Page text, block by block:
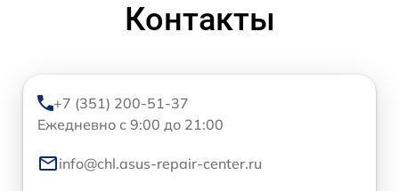
Контакты
+7 (351) 200-51-37
Ежедневно с 9:00 до 21:00
info@chl.asus-repair-center.ru